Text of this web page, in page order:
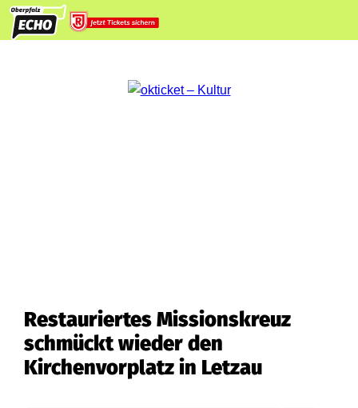
Restauriertes Missionskreuz
schmückt wieder den
Kirchenvorplatz in Letzau